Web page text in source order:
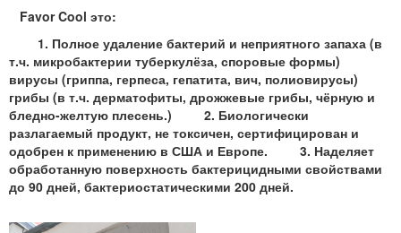
Favor Cool это:
1. Полное удаление бактерий и неприятного запаха (в
т.ч. микробактерии туберкулёза, споровые формы)
вирусы (гриппа, герпеса, гепатита, вич, полиовирусы)
грибы (в т.ч. дерматофиты, дрожжевые грибы, чёрную и
бледно-желтую плесень.) 2. Биологически
разлагаемый продукт, не токсичен, сертифицирован и
одобрен к применению в США и Европе. 3. Наделяет
обработанную поверхность бактерицидными свойствами
до 90 дней, бактериостатическими 200 дней.